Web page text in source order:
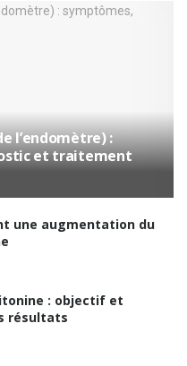
l’endomètre) :
et traitement
une augmentation du
: objectif et
résultats